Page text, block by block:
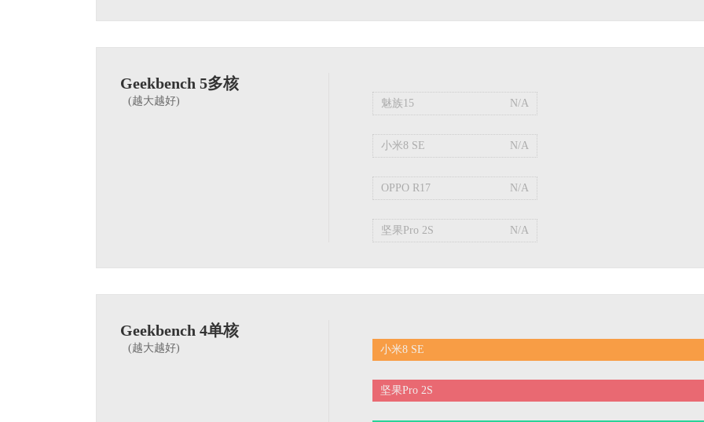
Geekbench 5多核
(越大越好) 魅族15 N/A
小米8 SE N/A
OPPO R17 N/A
坚果Pro 2S N/A
Geekbench 4单核
(越大越好) 小米8 SE
坚果Pro 2S